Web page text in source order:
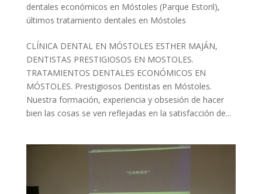
dentales económicos en Móstoles (Parque Estoril),
últimos tratamiento dentales en Móstoles
CLÍNICA DENTAL EN MÓSTOLES ESTHER MAJÁN,
DENTISTAS PRESTIGIOSOS EN MOSTOLES.
TRATAMIENTOS DENTALES ECONÓMICOS EN
MÓSTOLES. Prestigiosos Dentistas en Móstoles.
Nuestra formación, experiencia y obsesión de hacer
bien las cosas se ven reflejadas en la satisfacción de...